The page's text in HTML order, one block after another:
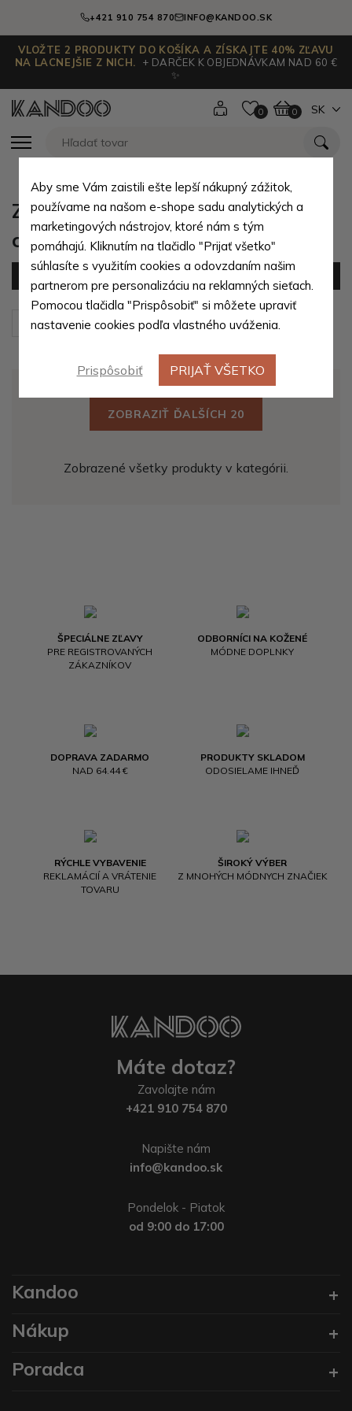
+421 910 754 870 INFO@KANDOO.SK
VLOŽTE 2 PRODUKTY DO KOŠÍKA A ZÍSKAJTE 40% ZĽAVU
NA LACNEJŠIE Z NICH.
+ DARČEK K OBJEDNÁVKAM NAD 60 €
✨
0 0 SK
Zimné kombinézy fusaky pre
chlapcov
(0 produktov)
Zoradiť podľa: Predvolené
ZOBRAZIŤ ĎALŠÍCH 20
Zobrazené všetky produkty v kategórii.
ŠPECIÁLNE ZĽAVY
PRE REGISTROVANÝCH
ZÁKAZNÍKOV
ODBORNÍCI NA KOŽENÉ
MÓDNE DOPLNKY
DOPRAVA ZADARMO
NAD 64.44 €
PRODUKTY SKLADOM
ODOSIELAME IHNEĎ
RÝCHLE VYBAVENIE
REKLAMÁCIÍ A VRÁTENIE
TOVARU
ŠIROKÝ VÝBER
Z MNOHÝCH MÓDNYCH ZNAČIEK
Aby sme Vám zaistili ešte lepší nákupný zážitok,
používame na našom e-shope sadu analytických a
marketingových nástrojov, ktoré nám s tým
pomáhajú. Kliknutím na tlačidlo "Prijať všetko"
súhlasíte s využitím cookies a odovzdaním našim
partnerom pre personalizáciu na reklamných sieťach.
Pomocou tlačidla "Prispôsobiť" si môžete upraviť
nastavenie cookies podľa vlastného uváženia.
Prispôsobiť PRIJAŤ VŠETKO
Máte dotaz?
Zavolajte nám
+421 910 754 870
Napište nám
info@kandoo.sk
Pondelok - Piatok
od 9:00 do 17:00
Kandoo
Nákup
Poradca